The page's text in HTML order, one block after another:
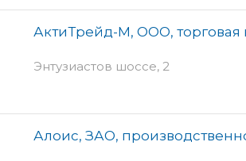
АктиТрейд-М, ООО, торговая
Энтузиастов шоссе, 2
Алоис, ЗАО,